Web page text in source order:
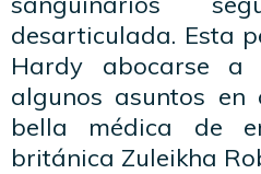
desarticulada. Esta
Hardy abocarse a
algunos asuntos
bella médica de
británica Zuleikha